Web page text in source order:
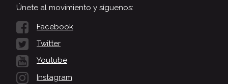
Únete al movimiento y síguenos:
Facebook
Twitter
Youtube
Instagram